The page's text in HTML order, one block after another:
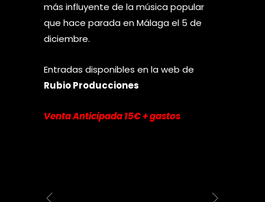
más influyente de la música popular
que hace parada en Málaga el 5 de
diciembre.
Entradas disponibles en la web de
Rubio Producciones
Venta Anticipada 15€ + gastos